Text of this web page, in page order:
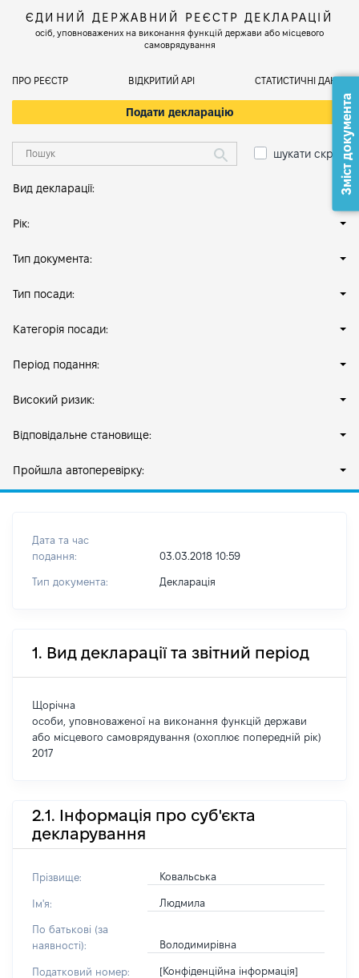
ЄДИНИЙ ДЕРЖАВНИЙ РЕЄСТР ДЕКЛАРАЦІЙ
осіб, уповноважених на виконання функцій держави або місцевого
самоврядування
ПРО РЕЄСТР ВІДКРИТИЙ АРІ СТАТИСТИЧНІ ДАНІ
Подати декларацію
шукати скрізь
Вид декларації:
Рік:
Тип документа:
Тип посади:
Категорія посади:
Період подання:
Високий ризик:
Відповідальне становище:
Пройшла автоперевірку:
Дата та час
подання:
03.03.2018 10:59
Тип документа: Декларація
1. Вид декларації та звітний період
Щорічна
особи, уповноваженої на виконання функцій держави
або місцевого самоврядування (охоплює попередній рік)
2017
2.1. Інформація про суб'єкта
декларування
Прізвище: Ковальська
Ім'я: Людмила
По батькові (за
наявності):
Володимирівна
Податковий номер: [Конфіденційна інформація]
Зміст документа